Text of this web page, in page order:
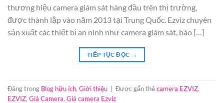
thương hiệu camera giám sát hàng đầu trên thị trường,
được thành lập vào năm 2013 tại Trung Quốc. Ezviz chuyên
sản xuất các thiết bị an ninh như camera giám sát, báo […]
TIẾP TỤC ĐỌC →
Đăng trong Blog hữu ích, Giới thiệu Được gắn thẻcamera EZVIZ,
EZVIZ, Giá Camera, Giá camera Ezviz